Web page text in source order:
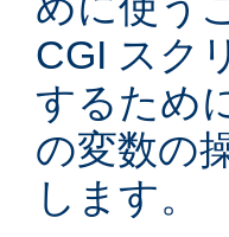
CGI スク
するため
の変数の
します。